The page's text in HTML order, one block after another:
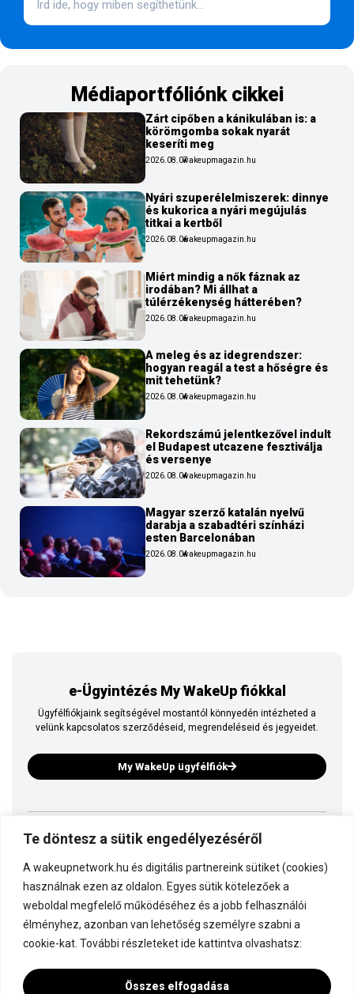
Te döntesz a sütik engedélyezéséről
A wakeupnetwork.hu és digitális partnereink sütiket (cookies)
használnak ezen az oldalon. Egyes sütik kötelezőek a
weboldal megfelelő működéséhez és a jobb felhasználói
élményhez, azonban van lehetőség személyre szabni a
cookie-kat. További részleteket ide kattintva olvashatsz:
Összes elfogadása
Médiaportfóliónk cikkei
Zárt cipőben a kánikulában is: a
körömgomba sokak nyarát
keseríti meg
2026.08.07wakeupmagazin.hu
Nyári szuperélelmiszerek: dinnye
és kukorica a nyári megújulás
titkai a kertből
2026.08.06wakeupmagazin.hu
Miért mindig a nők fáznak az
irodában? Mi állhat a
túlérzékenység hátterében?
2026.08.05wakeupmagazin.hu
A meleg és az idegrendszer:
hogyan reagál a test a hőségre és
mit tehetünk?
2026.08.04wakeupmagazin.hu
Rekordszámú jelentkezővel indult
el Budapest utcazene fesztiválja
és versenye
2026.08.04wakeupmagazin.hu
Magyar szerző katalán nyelvű
darabja a szabadtéri színházi
esten Barcelonában
2026.08.04wakeupmagazin.hu
e-Ügyintézés My WakeUp fiókkal
Ügyfélfiókjaink segítségével mostantól könnyedén intézheted a
velünk kapcsolatos szerződéseid, megrendeléseid és jegyeidet.
My WakeUp ügyfélfiók
Ez is a WakeUp
Kapcsolódj a WakeUp-hoz!
Dokumentáció